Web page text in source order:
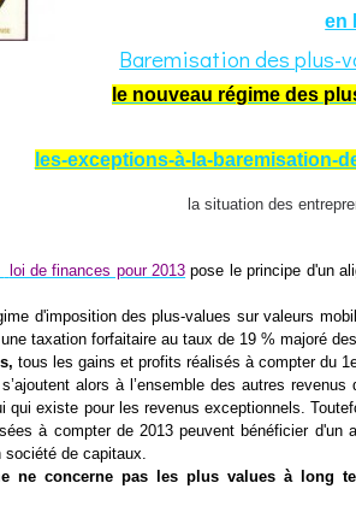
en
Baremisation des plus-
le nouveau régime des
les-exceptions-à-la-baremisation-
la situation des
loi de finances pour 2013 pose le principe d'un
d'imposition des plus-values sur valeurs
taxation forfaitaire au taux de 19 % majoré
tous les gains et profits réalisés à compter du
alors à l’ensemble des autres
qui existe pour les revenus exceptionnels.
à compter de 2013 peuvent bénéficier d'un
société de capitaux.
ne concerne pas les plus values à long